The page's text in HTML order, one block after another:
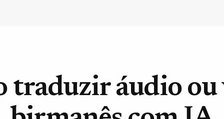
traduzir áudio ou